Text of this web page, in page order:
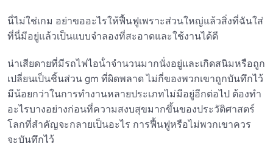
นี่ไม่ใช่เกม อย่าขออะไรให้ฟื้นฟูเพราะส่วนใหญ่แล้วสิ่งที่ฉันใส่
ที่นี่มีอยู่แล้วเป็นแบบจําลองที่สะอาดและใช้งานได้ดี
น่าเสียดายที่มีรถไฟไอน้ําจํานวนมากนั่งอยู่และเกิดสนิมหรือถูก
เปลี่ยนเป็นชิ้นส่วน gm ที่ผิดพลาด ไม่กี่ของพวกเขาถูกบันทึกไว้
มีน้อยกว่าในการทํางานหลายประเภทไม่มีอยู่อีกต่อไป ต้องทํา
อะไรบางอย่างก่อนที่ความสงบสุขมากขึ้นของประวัติศาสตร์
โลกที่สําคัญจะกลายเป็นอะไร การฟื้นฟูหรือไม่พวกเขาควร
จะบันทึกไว้